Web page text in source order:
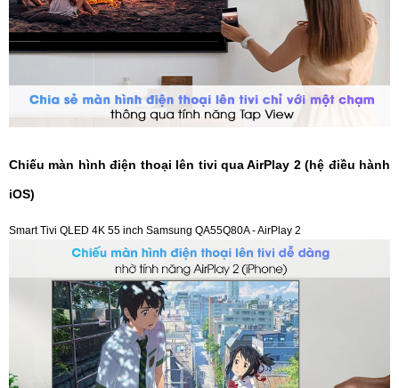
Chiếu màn hình điện thoại lên tivi qua AirPlay 2 (hệ điều hành
iOS)
Smart Tivi QLED 4K 55 inch Samsung QA55Q80A - AirPlay 2